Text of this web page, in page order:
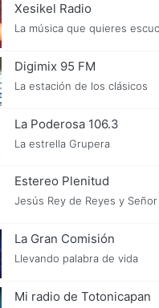
Xesikel Radio
La música que quieres
Digimix 95 FM
La estación de los clásicos
La Poderosa 106.3
La estrella Grupera
Estereo Plenitud
Jesús Rey de Reyes y
La Gran Comisión
Llevando palabra de vida
Mi radio de Totonicapan